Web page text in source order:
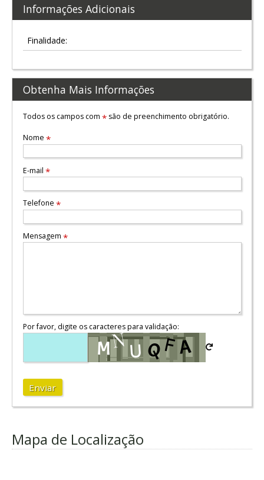
Informações Adicionais
Finalidade:
Obtenha Mais Informações
Todos os campos com *são de preenchimento obrigatório.
Nome *
E-mail *
Telefone *
Mensagem *
Por favor, digite os caracteres para validação:
Enviar
Mapa de Localização